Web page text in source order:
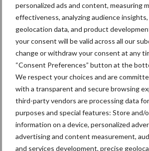
personalized ads and content, measuring
effectiveness, analyzing audience
geolocation data, and product
your consent will be valid across all our
change or withdraw your consent at any
“Consent Preferences” button at the
We respect your choices and are
with a transparent and secure browsing
third-party vendors are processing data
purposes and special features: Store and/
information on a device, personalized
advertising and content measurement,
and services development, precise
Diergezondheid Bemesting
Mastitis
Toon meer